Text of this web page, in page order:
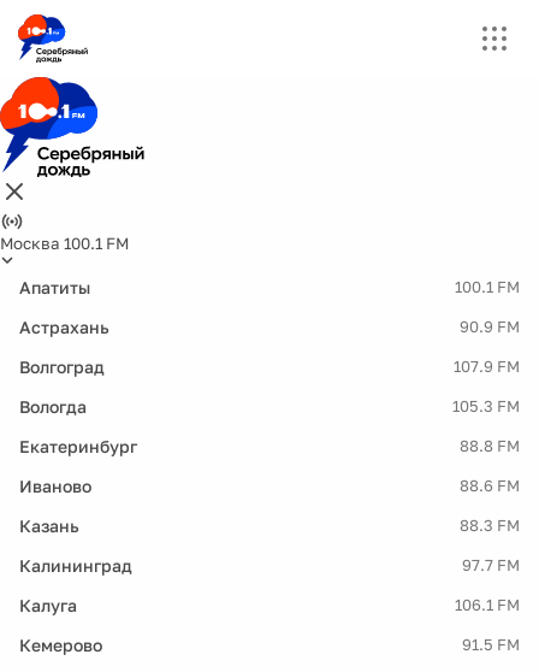
Москва 100.1 FM
Апатиты 100.1 FM
Астрахань 90.9 FM
Волгоград 107.9 FM
Вологда 105.3 FM
Екатеринбург 88.8 FM
Иваново 88.6 FM
Казань 88.3 FM
Калининград 97.7 FM
Калуга 106.1 FM
Кемерово 91.5 FM